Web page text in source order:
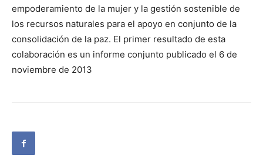
empoderamiento de la mujer y la gestión sostenible de
los recursos naturales para el apoyo en conjunto de la
consolidación de la paz. El primer resultado de esta
colaboración es un informe conjunto publicado el 6 de
noviembre de 2013